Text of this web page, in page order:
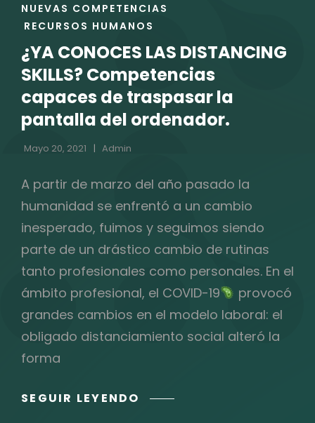
QUÉ
DEBES
DE
APLICARLO
EN
TU
PROCESO
ENLACES
DE
CATEGORÍAS
NUEVAS COMPETENCIAS
RECURSOS HUMANOS
¿YA CONOCES LAS DISTANCING
SKILLS? Competencias
capaces de traspasar la
pantalla del ordenador.
Mayo 20, 2021 Admin
A partir de marzo del año pasado la
humanidad se enfrentó a un cambio
inesperado, fuimos y seguimos siendo
parte de un drástico cambio de rutinas
tanto profesionales como personales. En el
ámbito profesional, el COVID-19
provocó
grandes cambios en el modelo laboral: el
obligado distanciamiento social alteró la
forma
SEGUIR LEYENDO ¿YA